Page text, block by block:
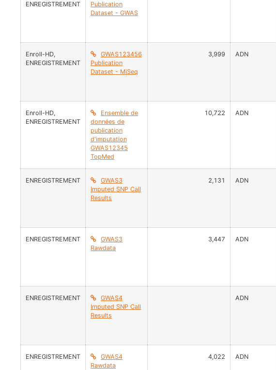
ENREGISTREMENT
Publication
Dataset - GWAS
Enroll-HD,
ENREGISTREMENT
GWAS123456
Publication
Dataset - MiSeq
3,999 ADN
Enroll-HD,
ENREGISTREMENT
Ensemble de
données de
publication
d'imputation
GWAS12345
TopMed
10,722 ADN
ENREGISTREMENT
GWAS3
Imputed SNP Call
Results
2,131 ADN
ENREGISTREMENT
GWAS3
Rawdata
3,447 ADN
ENREGISTREMENT
GWAS4
Imputed SNP Call
Results
ADN
ENREGISTREMENT
GWAS4
Rawdata
4,022 ADN